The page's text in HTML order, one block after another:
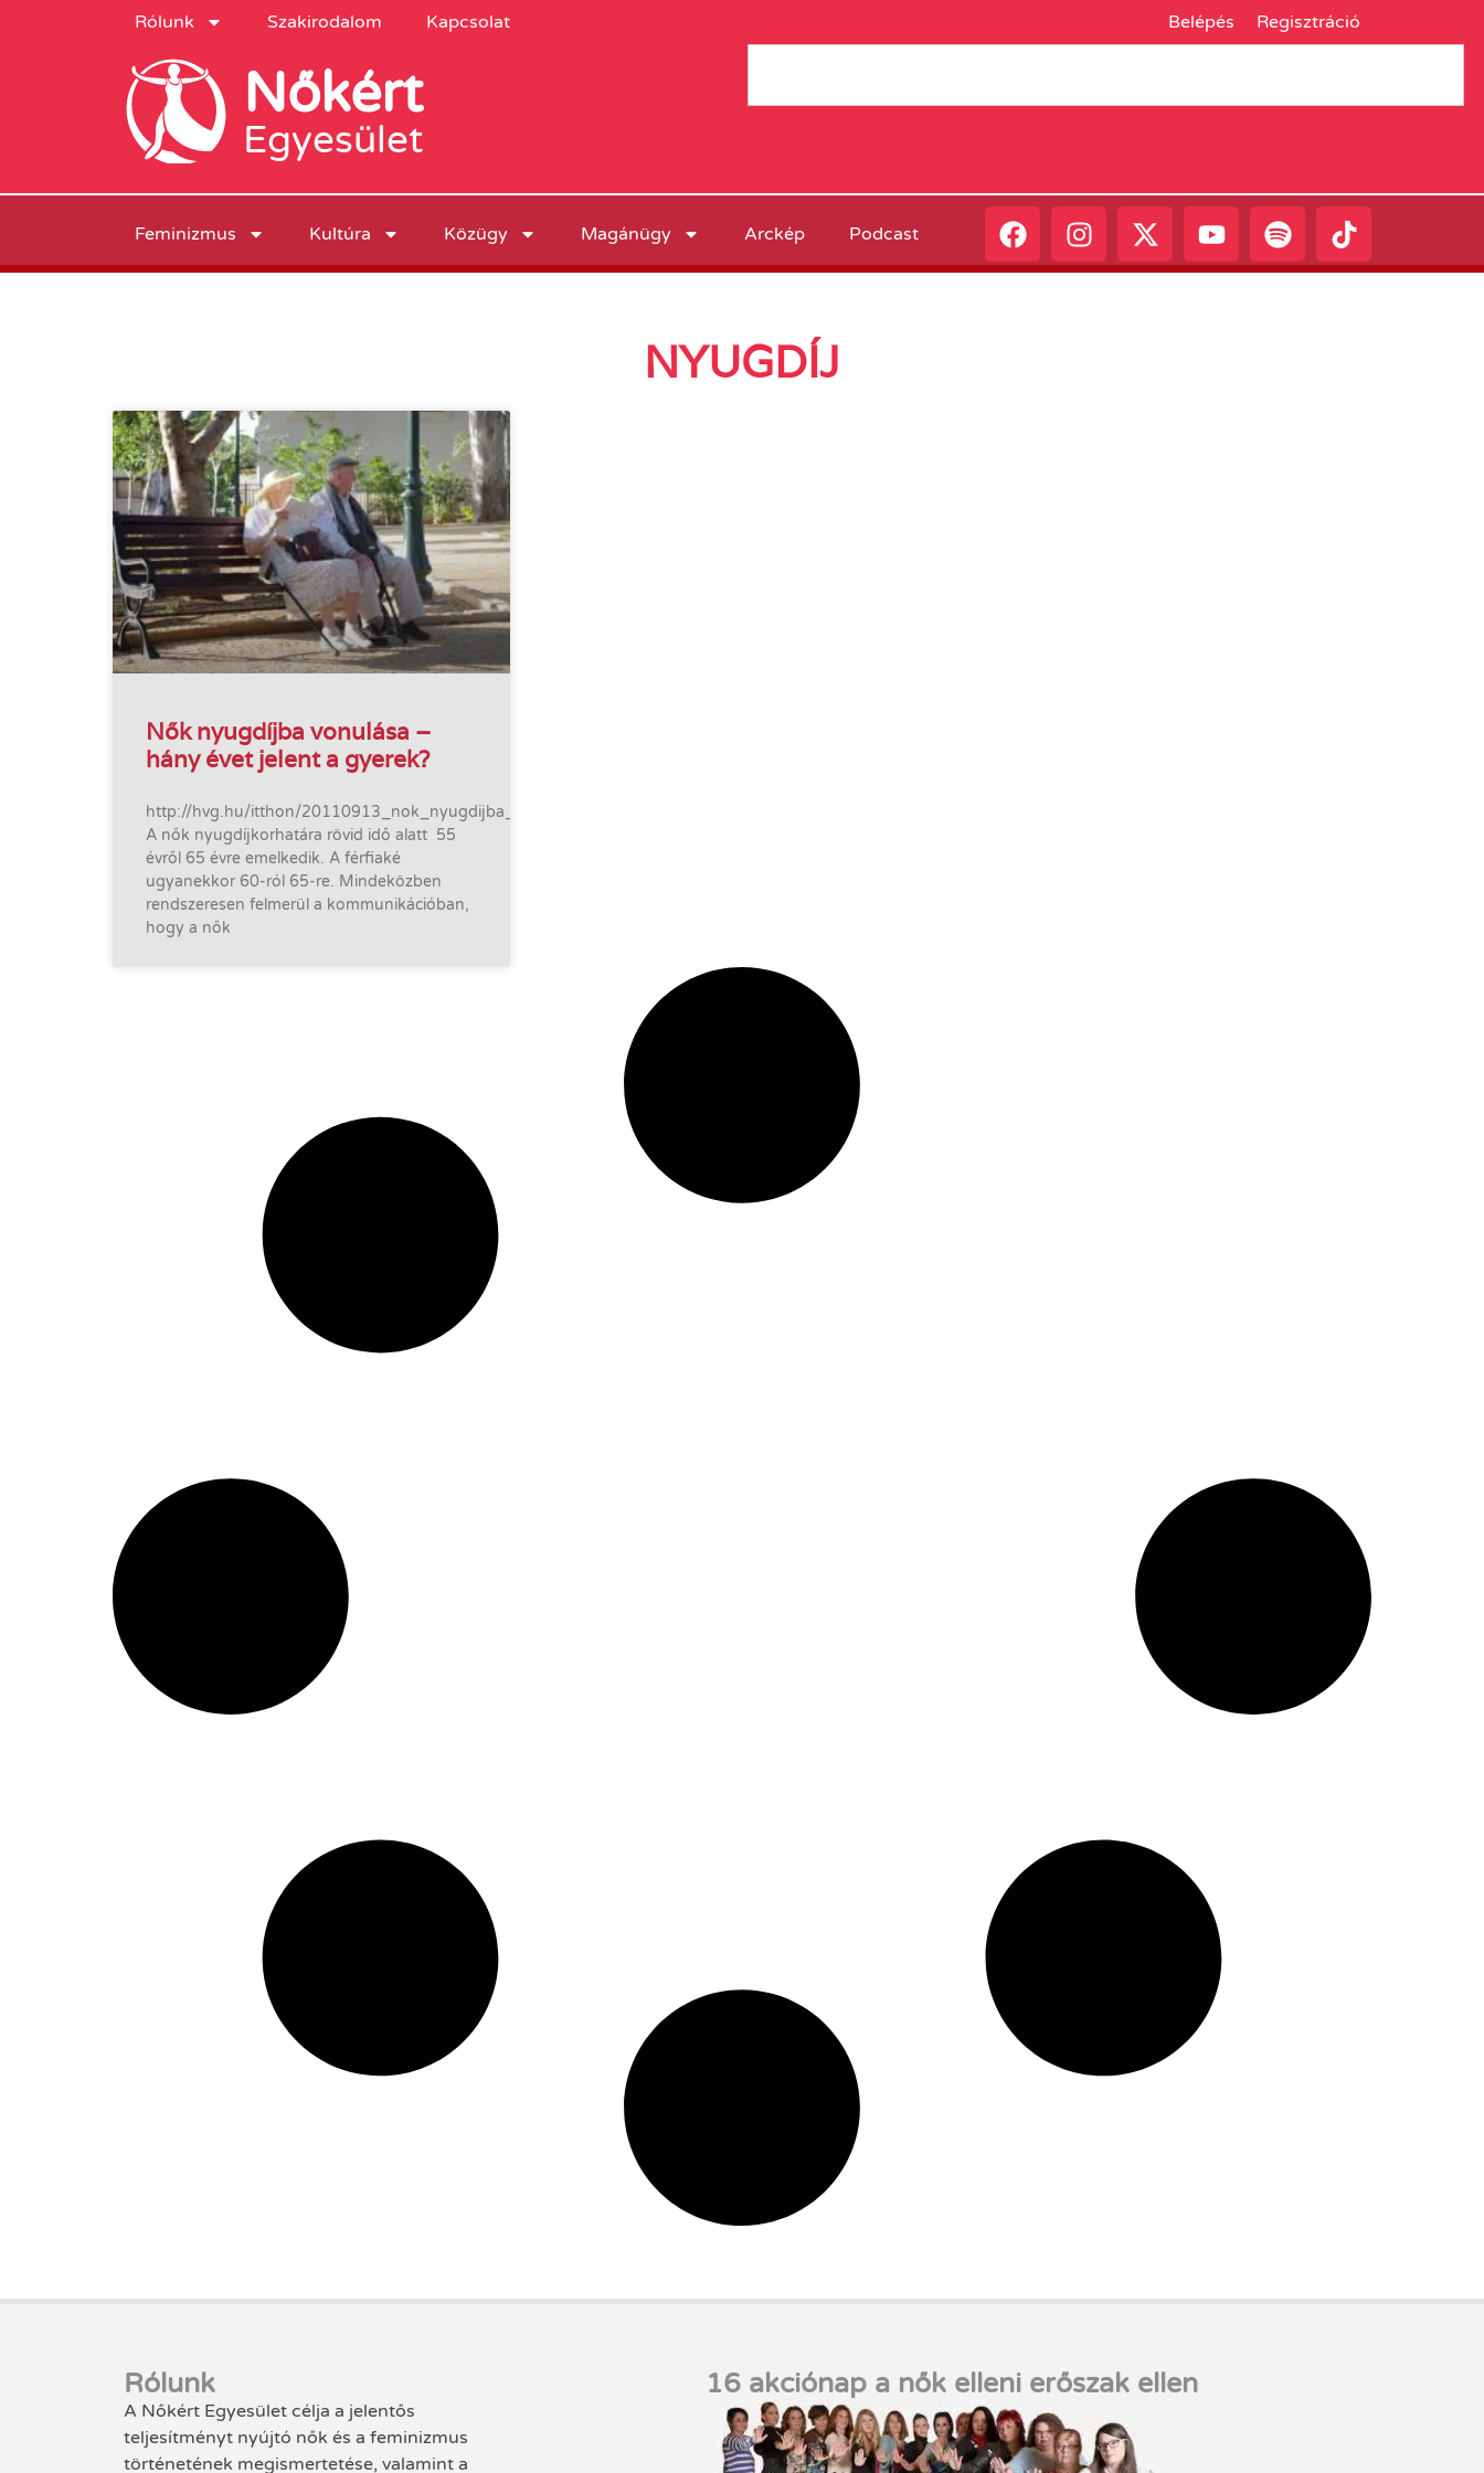
Rólunk Szakirodalom Kapcsolat Belépés Regisztráció
Nőkért
Egyesület
Feminizmus Kultúra Közügy Magánügy Arckép Podcast
NYUGDÍJ
Nők nyugdíjba vonulása –
hány évet jelent a gyerek?
http://hvg.hu/itthon/20110913_nok_nyugdijba_vonulasa#utm_source=hirkereso&utm_medium=listing&utm_campaign=hirkereso_2011_9_13
A nők nyugdíjkorhatára rövid idő alatt 55
évről 65 évre emelkedik. A férfiaké
ugyanekkor 60-ról 65-re. Mindeközben
rendszeresen felmerül a kommunikációban,
hogy a nők
Rólunk
A Nőkért Egyesület célja a jelentős
teljesítményt nyújtó nők és a feminizmus
történetének megismertetése, valamint a
16 akciónap a nők elleni erőszak ellen